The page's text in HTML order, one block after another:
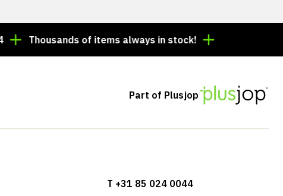
Thousands of items always in stock! Order by 3:00 p.m.
Part of Plusjop
T +31 85 024 0044